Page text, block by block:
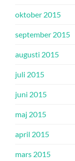
oktober 2015
september 2015
augusti 2015
juli 2015
juni 2015
maj 2015
april 2015
mars 2015